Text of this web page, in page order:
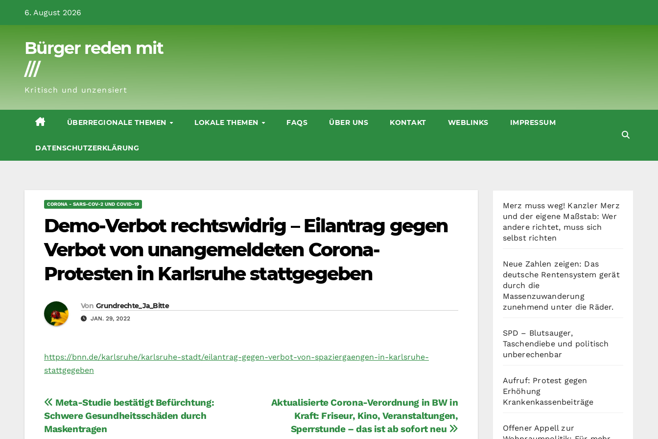
6. August 2026
Bürger reden mit
///
Kritisch und unzensiert
ÜBERREGIONALE THEMEN LOKALE THEMEN FAQS ÜBER UNS KONTAKT WEBLINKS IMPRESSUM
DATENSCHUTZERKLÄRUNG
CORONA - SARS-COV-2 UND COVID-19
Demo-Verbot rechtswidrig – Eilantrag gegen
Verbot von unangemeldeten Corona-
Protesten in Karlsruhe stattgegeben
Von Grundrechte_Ja_Bitte
JAN. 29, 2022
https://bnn.de/karlsruhe/karlsruhe-stadt/eilantrag-gegen-verbot-von-spaziergaengen-in-karlsruhe-
stattgegeben
Beitragsnavigation
Aktualisierte Corona-Verordnung in BW in
Kraft: Friseur, Kino, Veranstaltungen,
Sperrstunde – das ist ab sofort neu
Meta-Studie bestätigt Befürchtung:
Schwere Gesundheitsschäden durch
Maskentragen
Merz muss weg! Kanzler Merz
und der eigene Maßstab: Wer
andere richtet, muss sich
selbst richten
Neue Zahlen zeigen: Das
deutsche Rentensystem gerät
durch die
Massenzuwanderung
zunehmend unter die Räder.
SPD – Blutsauger,
Taschendiebe und politisch
unberechenbar
Aufruf: Protest gegen
Erhöhung
Krankenkassenbeiträge
Offener Appell zur